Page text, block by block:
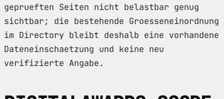
geprueften Seiten nicht belastbar genug
sichtbar; die bestehende Groesseneinordnung
im Directory bleibt deshalb eine vorhandene
Dateneinschaetzung und keine neu
verifizierte Angabe.